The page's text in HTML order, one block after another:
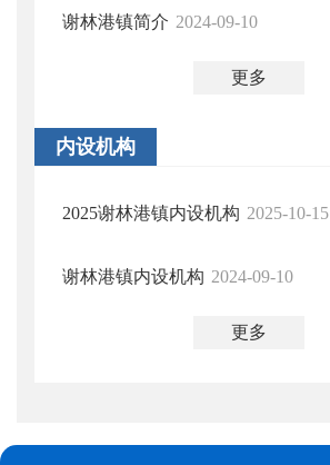
谢林港镇简介 2024-09-10
更多
内设机构
2025谢林港镇内设机构 2025-10-15
谢林港镇内设机构 2024-09-10
更多